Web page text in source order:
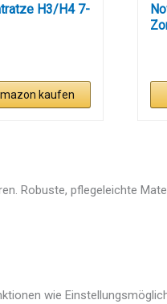
H3/H4 7-
kaufen
Robuste, pflegeleichte
wie